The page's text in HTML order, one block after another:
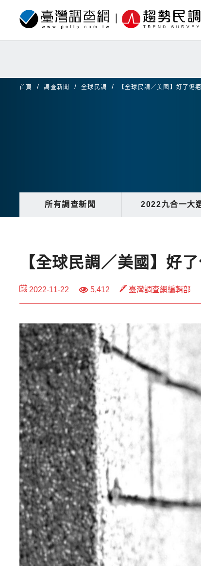
首頁 調查新聞 全球民調 【全球民調／美國】好了傷
所有調查新聞 2022九合一大
【全球民調／美國】好
2022-11-22 5,412 臺灣調查網編輯部